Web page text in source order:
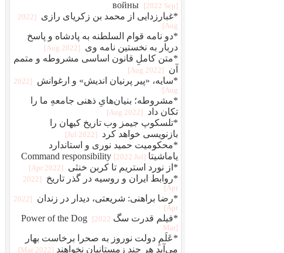
войны
[2022 Sep]
*غبارزدایی از محمد بن زکریای رازی
[2022
Aug]
*دو نامه قوام‌ السلطنه به پادشاه و پاسخ
دربار به نخستین نامه وی
[2022 Aug]
*متن کاملِ قانون اساسی مشروطه و متمم
آن
[2022 Aug]
*سایه، «پیر پرنیان اندیش» و ارغوانش
[2022
Aug]
*مشروطه؛ بنیان‌هایِ ذهنی جامعهِ ما را
تکان داد
[2022 Aug]
*تلسکوپ جیمز وب تاریخ کیهان را
بازنویسی خواهد کرد
[2022 Jul]
*محکومیت حمید نوری و استاندارد
یاماشیتا Command responsibility [2022 Jul]
*از نورد استریم تا کربن خنثی [2022 Apr]
*روابط ایران و روسیه در گذر تاریخ
[2022
Apr]
*رضا براهنی: شریعتی، دیدار در زندان
[2022
Apr]
*فیلم قدرت سگ Power of the Dog [2022
Mar]
*عَلَمِ دولت نوروز به صحرا برخاست بهار
می‌آید هر چند زمستانیان نخواهند [2022 Mar]